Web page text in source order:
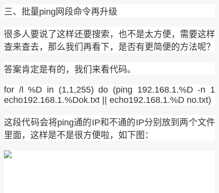
三、批量ping网段命令再升级
很多人要说了这样还要搜索，也不是太方便，需要这样
查来查去，那么我们再看下，是否有更简便的方法呢？
答案肯定是有的，我们来看代码。
for /l %D in (1,1,255) do (ping 192.168.1.%D -n 1
echo192.168.1.%Dok.txt || echo192.168.1.%D no.txt)
这段代码会将ping通的IP和不通的IP分别放到两个文件
里面，这样是不是很方便啦，如下图：